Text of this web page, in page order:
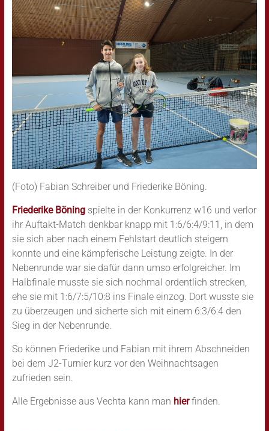
(Foto) Fabian Schreiber und Friederike Böning.
Friederike Böningspielte in der Konkurrenz w16 und verlor
ihr Auftakt-Match denkbar knapp mit 1:6/6:4/9:11, in dem
sie sich aber nach einem Fehlstart deutlich steigern
konnte und eine kämpferische Leistung zeigte. In der
Nebenrunde war sie dafür dann umso erfolgreicher. Im
Halbfinale musste sie sich nochmal ordentlich strecken,
ehe sie mit 1:6/7:5/10:8 ins Finale einzog. Dort wusste sie
zu überzeugen und sicherte sich mit einem 6:3/6:4 den
Sieg in der Nebenrunde.
So können Friederike und Fabian mit ihrem Abschneiden
bei dem J2-Turnier kurz vor den Weihnachtsagen
zufrieden sein.
Alle Ergebnisse aus Vechta kann man hierfinden.